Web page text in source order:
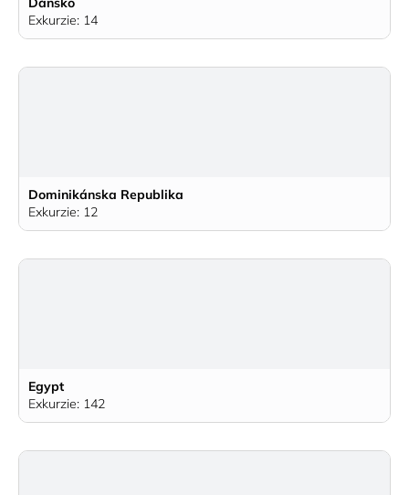
Exkurzie: 14
Dominikánska Republika
Exkurzie: 12
Egypt
Exkurzie: 142